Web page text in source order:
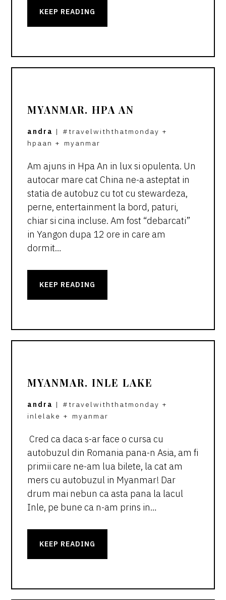
KEEP READING
MYANMAR. HPA AN
andra | #travelwiththatmonday +
hpaan + myanmar
Am ajuns in Hpa An in lux si opulenta. Un
autocar mare cat China ne-a asteptat in
statia de autobuz cu tot cu stewardeza,
perne, entertainment la bord, paturi,
chiar si cina incluse. Am fost “debarcati”
in Yangon dupa 12 ore in care am
dormit…
KEEP READING
MYANMAR. INLE LAKE
andra | #travelwiththatmonday +
inlelake + myanmar
​ Cred ca daca s-ar face o cursa cu
autobuzul din Romania pana-n Asia, am fi
primii care ne-am lua bilete, la cat am
mers cu autobuzul in Myanmar! Dar
drum mai nebun ca asta pana la lacul
Inle, pe bune ca n-am prins in…
KEEP READING